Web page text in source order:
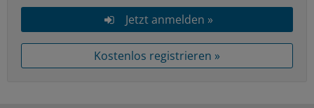
Jetzt anmelden »
Kostenlos registrieren »